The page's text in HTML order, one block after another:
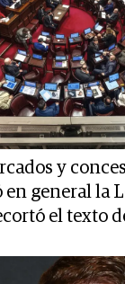
y
en general la
el texto